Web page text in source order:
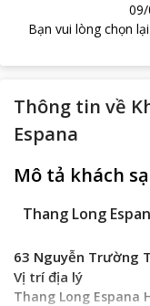
Bạn vui lòng chọn
Thông tin về
Espana
Mô tả khách
Thang Long
63 Nguyễn Trường
Vị trí địa lý
Thang Long Espana